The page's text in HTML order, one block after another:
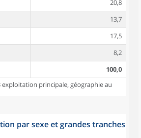
20,8
13,7
17,5
8,2
100,0
exploitation principale, géographie au
par sexe et grandes tranches